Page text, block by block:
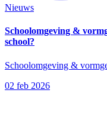
Nieuws
Schoolomgeving &
school?
Schoolomgeving &
02 feb 2026